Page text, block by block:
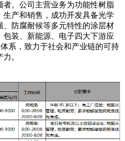
者。公司主营业务为功能性树脂
产和销售，成功开发具备光学
防腐耐候等多元特性的涂层材
装、新能源、电子四大下游应
系，致力于社会和产业链的可持
。